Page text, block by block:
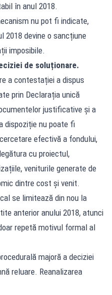
în anul 2018.
nu pot fi indicate,
2018 devine o sancțiune
imposibile.
de soluționare.
a contestației a dispus
prin Declarația unică
justificative și a
dispoziție nu poate fi
efectivă a fondului,
cu proiectul,
veniturile generate de
dintre cost și venit.
se limitează din nou la
anterior anului 2018, atunci
repetă motivul formal al
majoră a deciziei
reluare. Reanalizarea